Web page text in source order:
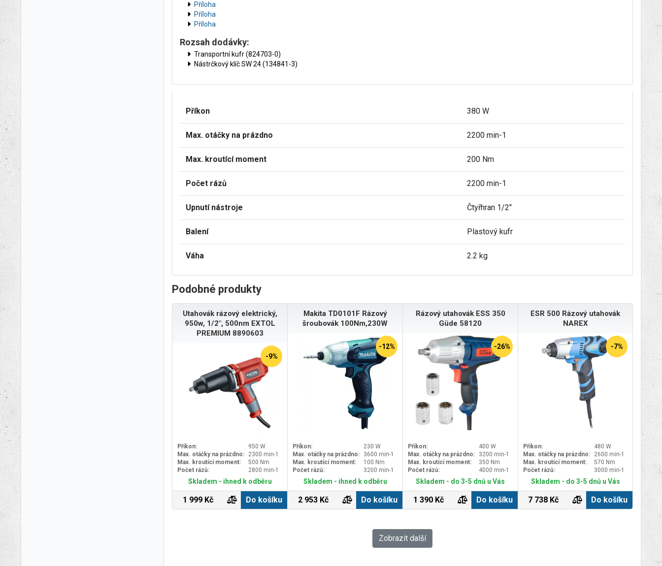
Příloha
Příloha
Příloha
Rozsah dodávky:
Transportní kufr (824703-0)
Nástrčkový klíč SW 24 (134841-3)
Příkon 380 W
Max. otáčky na prázdno 2200 min-1
Max. kroutící moment 200 Nm
Počet rázů 2200 min-1
Upnutí nástroje Čtyřhran 1/2"
Balení Plastový kufr
Váha 2.2 kg
Podobné produkty
Utahovák rázový elektrický,
950w, 1/2", 500nm EXTOL
PREMIUM 8890603
-9%
Příkon:
950 W
Max. otáčky na prázdno:
2300 min-1
Max. kroutící moment:
500 Nm
Počet rázů:
2800 min-1
Skladem - ihned k odběru
1 999 Kč Do košíku
Makita TD0101F Rázový
šroubovák 100Nm,230W
-12%
Příkon:
230 W
Max. otáčky na prázdno:
3600 min-1
Max. kroutící moment:
100 Nm
Počet rázů:
3200 min-1
Skladem - ihned k odběru
2 953 Kč Do košíku
Rázový utahovák ESS 350
Güde 58120
-26%
Příkon:
400 W
Max. otáčky na prázdno:
3200 min-1
Max. kroutící moment:
350 Nm
Počet rázů:
4000 min-1
Skladem - do 3-5 dnů u Vás
1 390 Kč Do košíku
ESR 500 Rázový utahovák
NAREX
-7%
Příkon:
480 W
Max. otáčky na prázdno:
2600 min-1
Max. kroutící moment:
570 Nm
Počet rázů:
3000 min-1
Skladem - do 3-5 dnů u Vás
7 738 Kč Do košíku
Zobrazit další